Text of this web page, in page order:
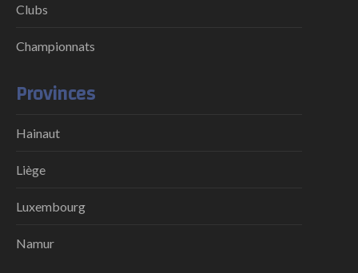
Clubs
Championnats
Provinces
Hainaut
Liège
Luxembourg
Namur